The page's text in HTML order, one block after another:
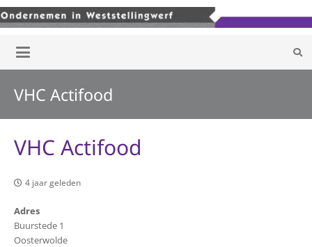
VHC Actifood
VHC Actifood
4 jaar geleden
Adres
Buurstede 1
Oosterwolde